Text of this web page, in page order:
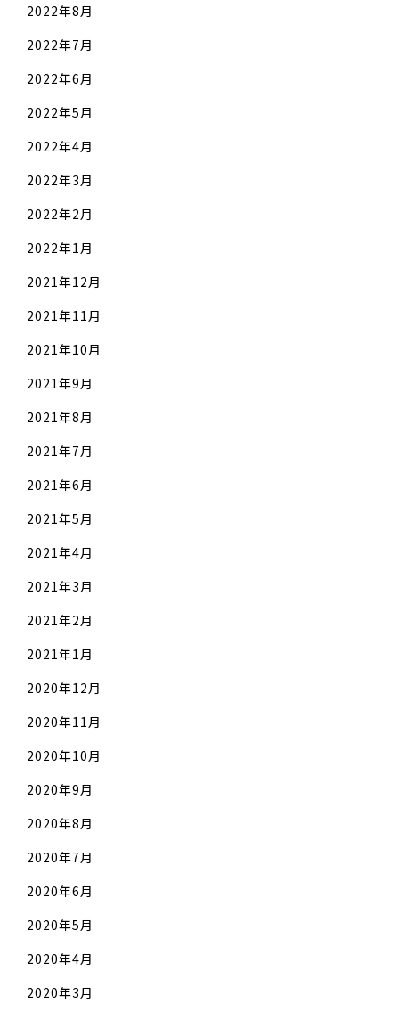
2022年8月
2022年7月
2022年6月
2022年5月
2022年4月
2022年3月
2022年2月
2022年1月
2021年12月
2021年11月
2021年10月
2021年9月
2021年8月
2021年7月
2021年6月
2021年5月
2021年4月
2021年3月
2021年2月
2021年1月
2020年12月
2020年11月
2020年10月
2020年9月
2020年8月
2020年7月
2020年6月
2020年5月
2020年4月
2020年3月